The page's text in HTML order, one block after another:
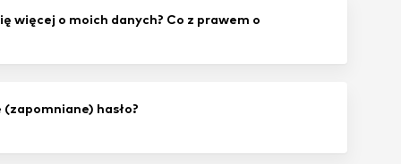
więcej o moich danych? Co z prawem o
hasło?